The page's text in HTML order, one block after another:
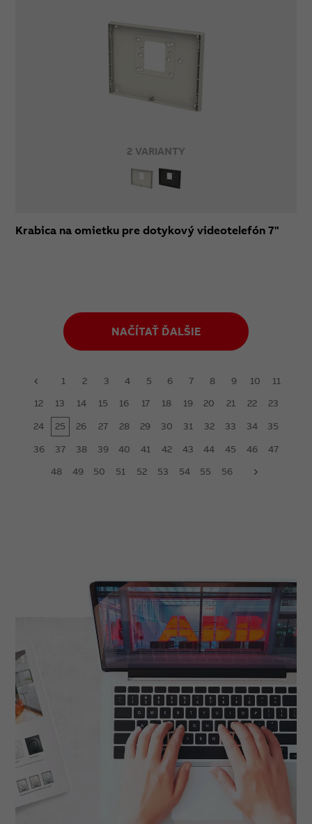
2 VARIANTY
Krabica na omietku pre dotykový videotelefón 7"
NAČÍTAŤ ĎALŠIE
1 2 3 4 5 6 7 8 9 10
11
12
13 14 15 16 17 18 19 20 21 22
23
24
25 26 27 28 29 30 31 32 33 34
35
36
37 38 39 40 41 42 43 44 45 46
47
48
49 50 51 52 53 54 55
56